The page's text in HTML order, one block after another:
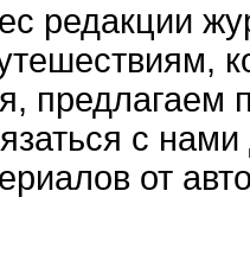
редакции
с
от